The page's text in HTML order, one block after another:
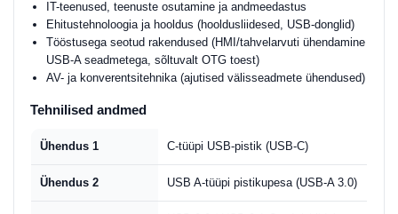
IT-teenused, teenuste osutamine ja andmeedastus
Ehitustehnoloogia ja hooldus (hooldusliidesed, USB-donglid)
Tööstusega seotud rakendused (HMI/tahvelarvuti ühendamine
USB-A seadmetega, sõltuvalt OTG toest)
AV- ja konverentsitehnika (ajutised välisseadmete ühendused)
Tehnilised andmed
Ühendus 1 C-tüüpi USB-pistik (USB-C)
Ühendus 2 USB A-tüüpi pistikupesa (USB-A 3.0)